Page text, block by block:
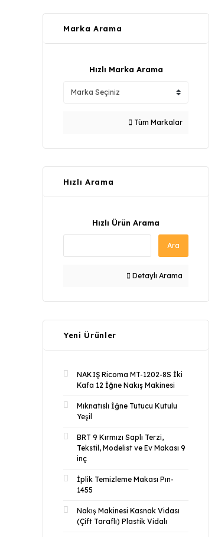
Marka Arama
Hızlı Marka Arama
Tüm Markalar
Hızlı Arama
Hızlı Ürün Arama
Ara
Detaylı Arama
Yeni Ürünler
NAKIŞ Ricoma MT-1202-8S İki
Kafa 12 İğne Nakış Makinesi
Mıknatıslı İğne Tutucu Kutulu
Yeşil
BRT 9 Kırmızı Saplı Terzi,
Tekstil, Modelist ve Ev Makası 9
inç
İplik Temizleme Makası Pın-
1455
Nakış Makinesi Kasnak Vidası
(Çift Taraflı) Plastik Vidalı